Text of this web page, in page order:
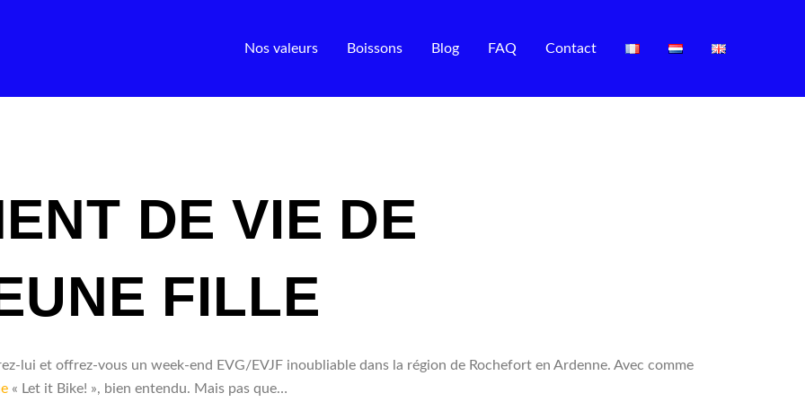
Nos valeurs Boissons Blog FAQ Contact
DE VIE DE
FILLE
lui et offrez-vous un week-end EVG/EVJF inoubliable dans la région de Rochefort en Ardenne. Avec comme
« Let it Bike! », bien entendu. Mais pas que…